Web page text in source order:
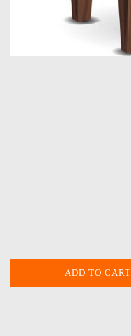
ADD TO CART